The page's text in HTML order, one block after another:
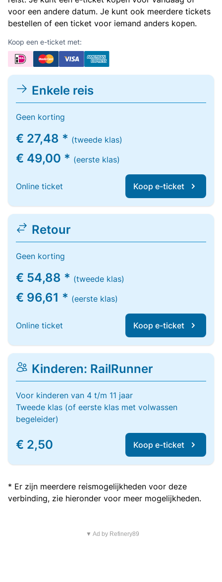
voor een andere datum. Je kunt ook meerdere tickets
bestellen of een ticket voor iemand anders kopen.
Koop een e-ticket met:
Enkele reis
Geen korting
€ 27,48 * (tweede klas)
€ 49,00 * (eerste klas)
Online ticket Koop e-ticket
Retour
Geen korting
€ 54,88 * (tweede klas)
€ 96,61 * (eerste klas)
Online ticket Koop e-ticket
Kinderen: RailRunner
Voor kinderen van 4 t/m 11 jaar
Tweede klas (of eerste klas met volwassen
begeleider)
€ 2,50 Koop e-ticket
* Er zijn meerdere reismogelijkheden voor deze
verbinding, zie hieronder voor meer mogelijkheden.
▼ Ad by Refinery89